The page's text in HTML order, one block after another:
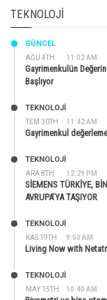
TEKNOLOJI
AĞU 4TH 11:02 AM
GÜNCEL
Gayrimenkulün
Başlıyor
TEM 30TH 11:42 AM
TEKNOLOJİ
Gayrimenkul
ARA 8TH 12:29 PM
TEKNOLOJİ
SİEMENS TÜRKİYE,
AVRUPA’YA TAŞIYOR
KAS 19TH 9:50 AM
TEKNOLOJİ
Living Now with
MAY 15TH 10:40 AM
TEKNOLOJİ